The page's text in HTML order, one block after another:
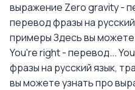
выражение Zero gravity -
перевод фразы на
примерыЗдесь вы
You're right - перевод...
фразы на русский язык,
вы можете узнать про